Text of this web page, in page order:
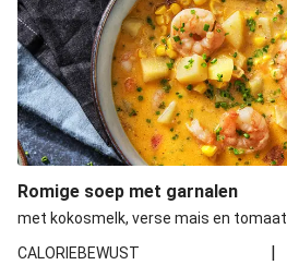
Romige soep met garnalen
met kokosmelk, verse mais en tomaat
CALORIEBEWUST
|